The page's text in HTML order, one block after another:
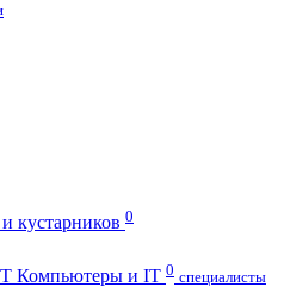
кустарников 0
Компьютеры и IT 0 специалисты